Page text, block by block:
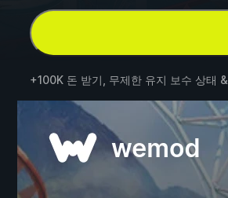
+100K 돈 받기, 무제한 유지 보수 상태 &